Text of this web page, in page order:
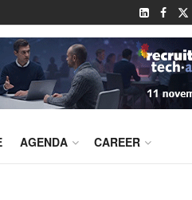
AGENDA CAREER